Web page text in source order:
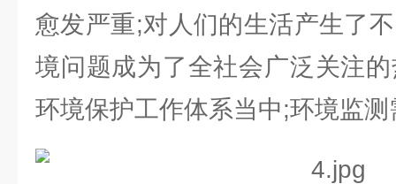
愈发严重;对人们的生活产生了
境问题成为了全社会广泛关注
环境保护工作体系当中;环境监